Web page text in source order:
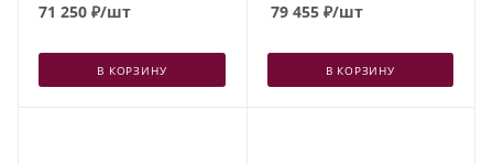
71 250 ₽/шт
В КОРЗИНУ
79 455₽/шт
В КОРЗИНУ